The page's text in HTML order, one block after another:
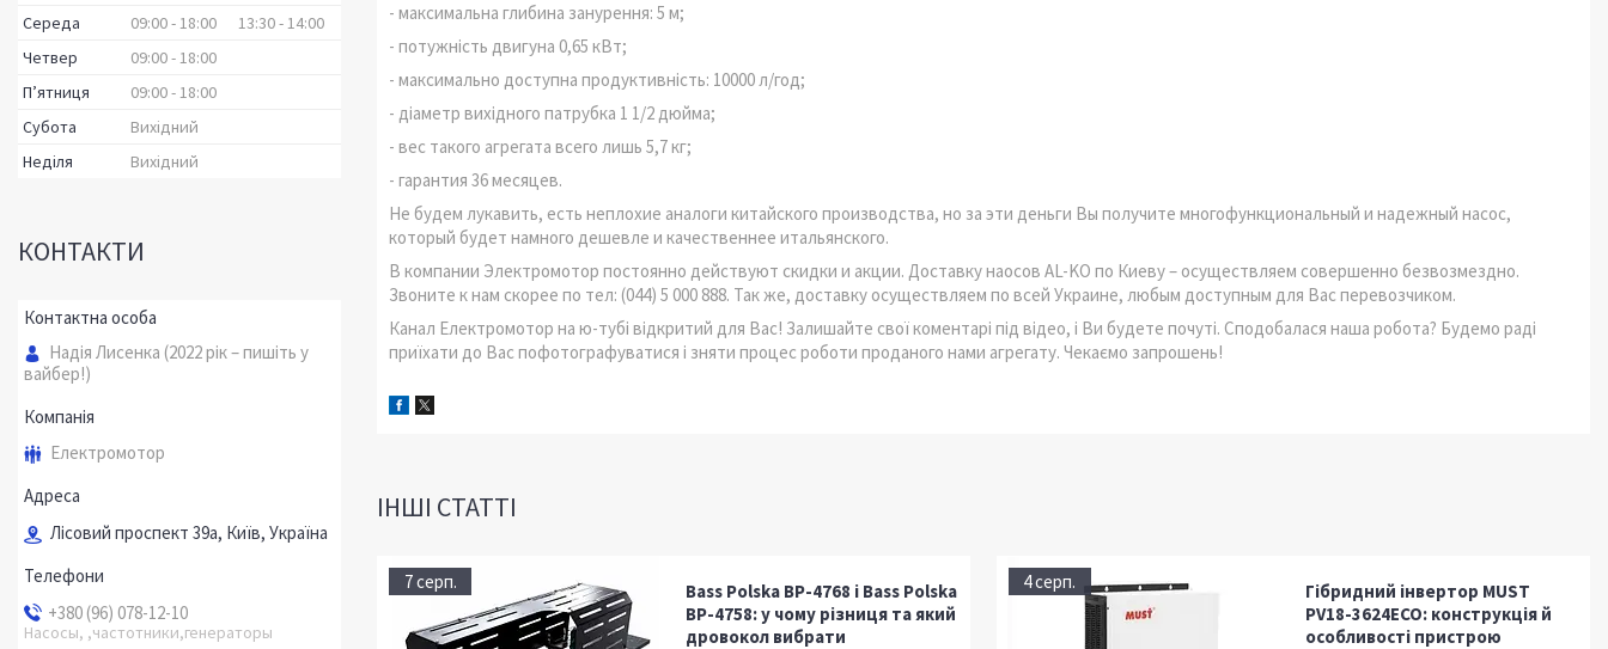
- максимальна глибина занурення: 5 м;
- потужність двигуна 0,65 кВт;
- максимально доступна продуктивність: 10000 л/год;
- діаметр вихідного патрубка 1 1/2 дюйма;
- вес такого агрегата всего лишь 5,7 кг;
- гарантия 36 месяцев.
Не будем лукавить, есть неплохие аналоги китайского производства, но за эти деньги Вы получите многофункциональный и надежный насос,
который будет намного дешевле и качественнее итальянского.
В компании Электромотор постоянно действуют скидки и акции. Доставку наосов AL-KO по Киеву – осуществляем совершенно безвозмездно.
Звоните к нам скорее по тел: (044) 5 000 888. Так же, доставку осуществляем по всей Украине, любым доступным для Вас перевозчиком.
Канал Електромотор на ю-тубі відкритий для Вас! Залишайте свої коментарі під відео, і Ви будете почуті. Сподобалася наша робота? Будемо раді
приїхати до Вас пофотографуватися і зняти процес роботи проданого нами агрегату. Чекаємо запрошень!
ІНШІ СТАТТІ
7 серп.
Bass Polska BP-4768 і Bass Polska
BP-4758: у чому різниця та який
дровокол вибрати
4 серп.
Гібридний інвертор MUST
PV18-3624ECO: конструкція й
особливості пристрою
Середа
09:00 18:00 13:30 14:00
Четвер
09:00 18:00
Пʼятниця
09:00 18:00
Субота
Вихідний
Неділя
Вихідний
КОНТАКТИ
Надія Лисенка (2022 рік – пишіть у
вайбер!)
Електромотор
Лісовий проспект 39а, Київ, Україна
+380 (96) 078-12-10
Насосы, ,частотники,генераторы